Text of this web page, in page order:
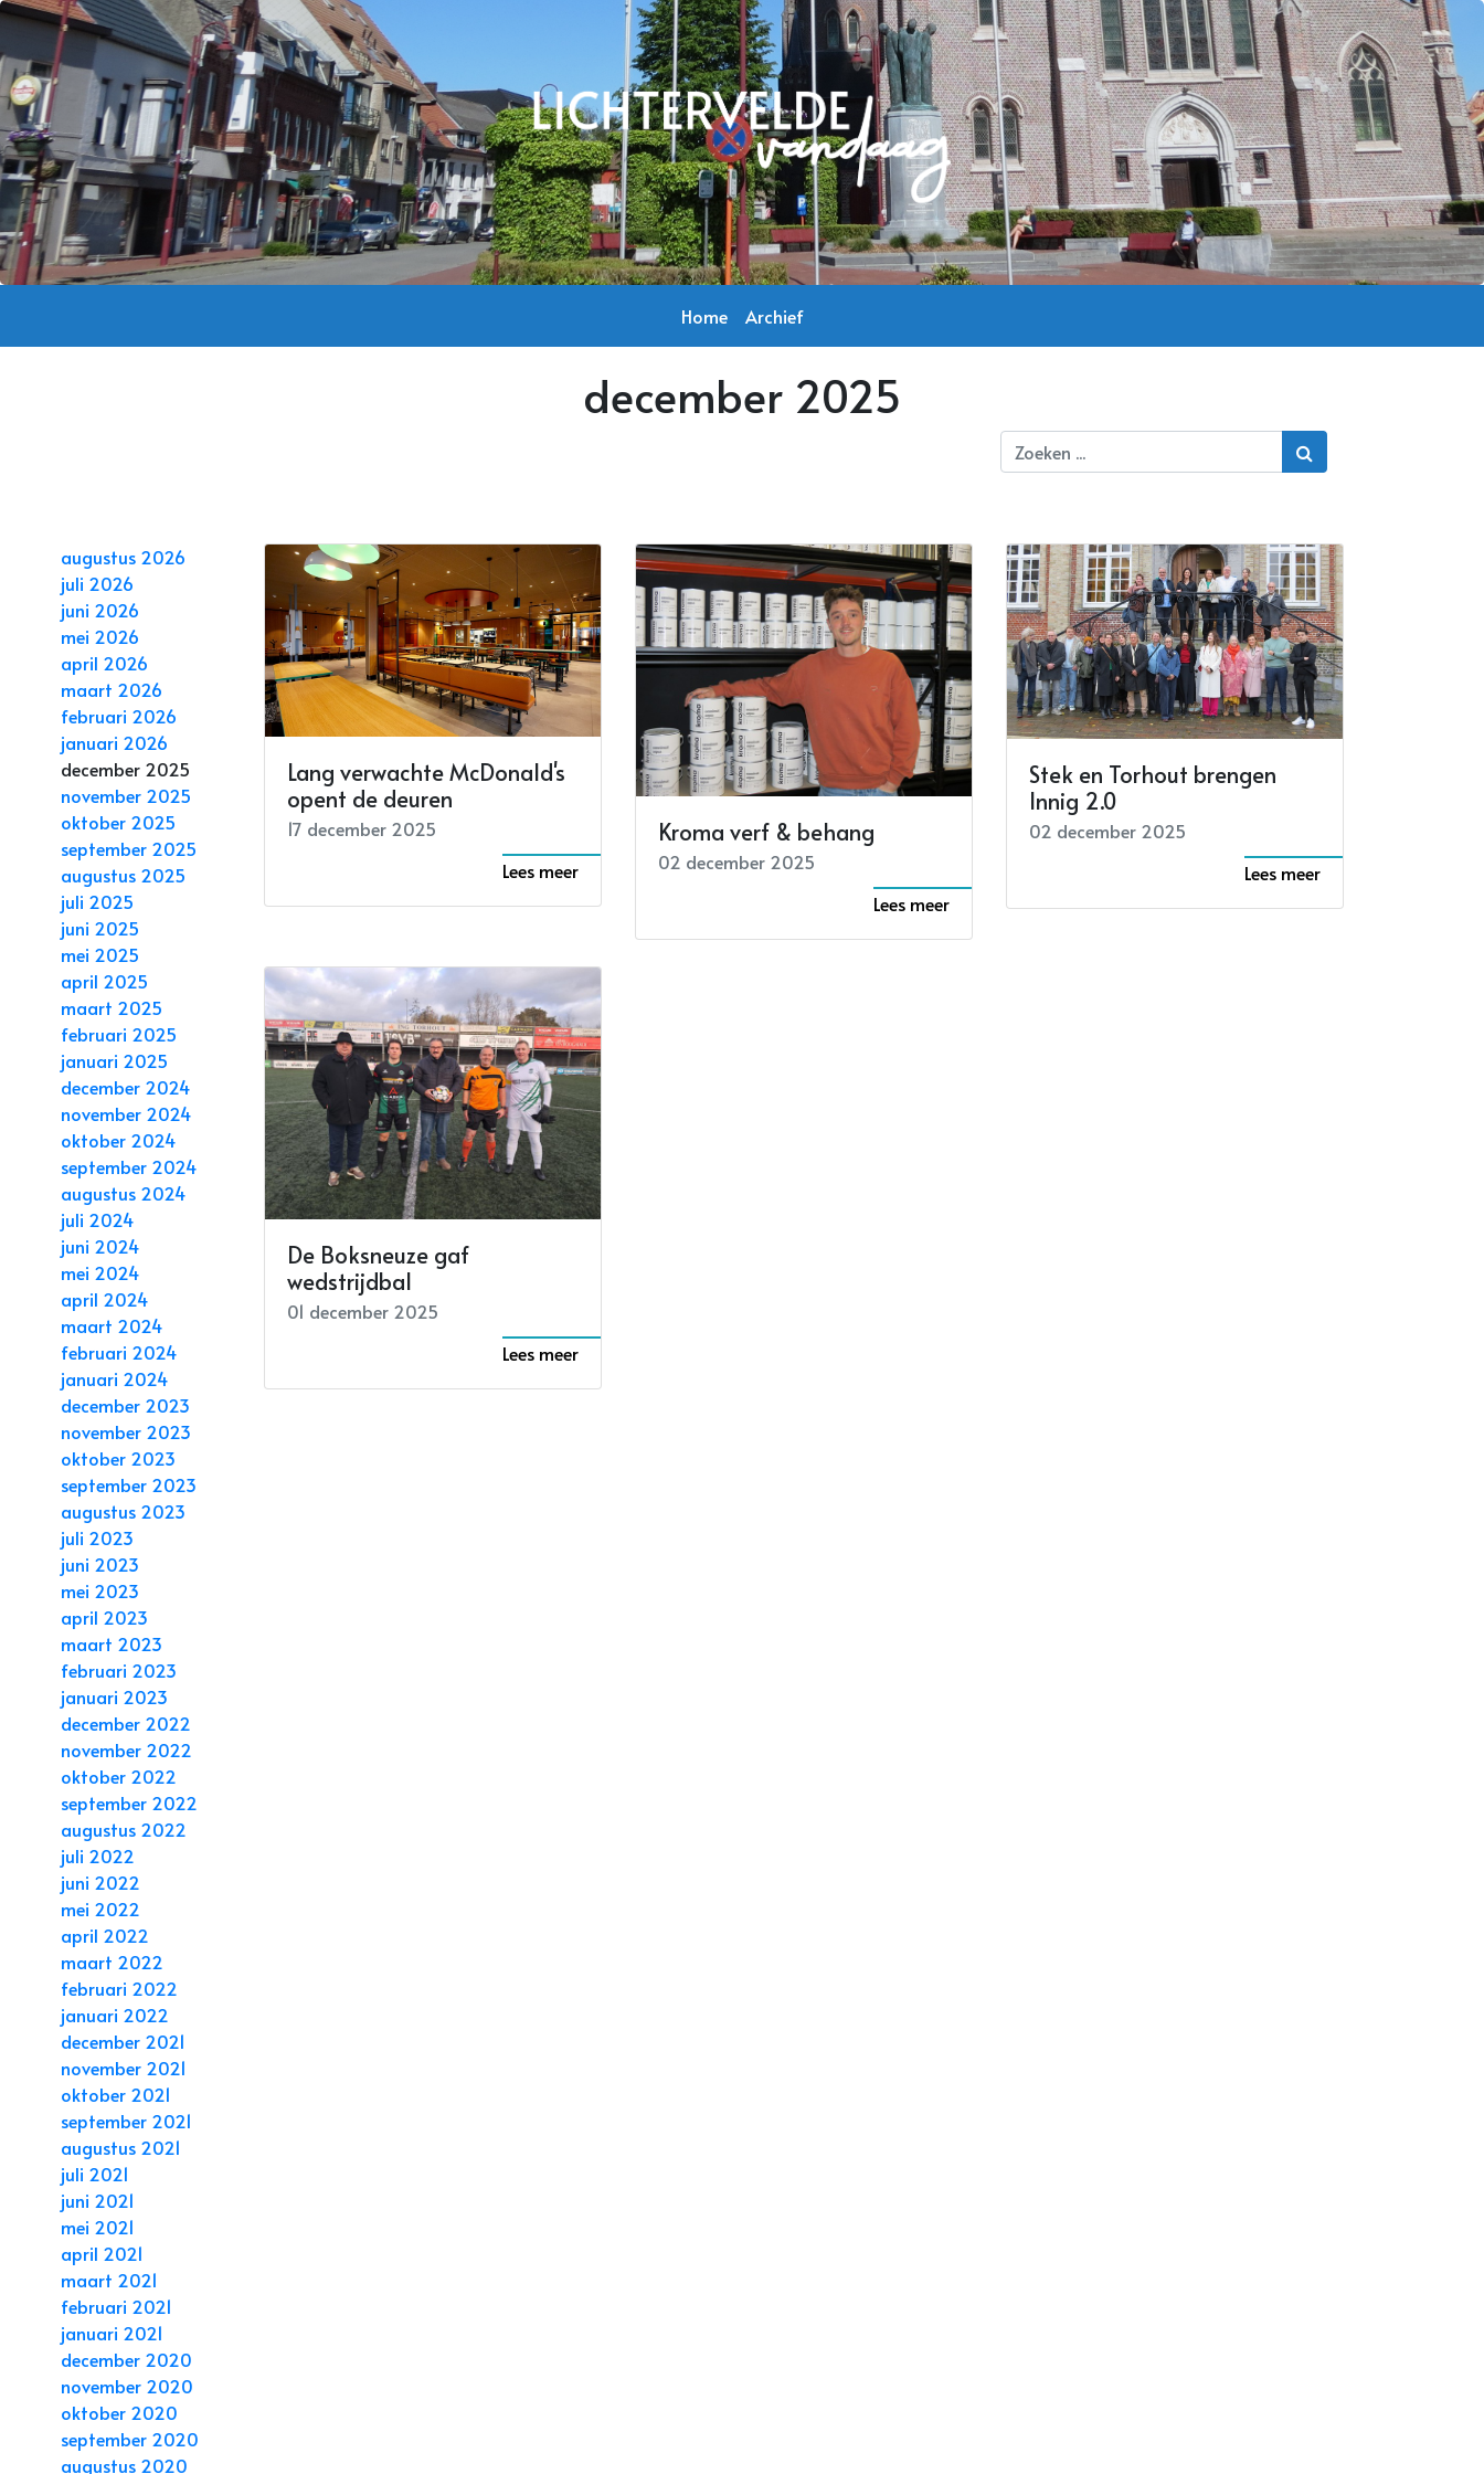
Home Archief
december 2025
Lang verwachte McDonald's
opent de deuren
17 december 2025
Lees meer
Kroma verf & behang
02 december 2025
Lees meer
Stek en Torhout brengen
Innig 2.0
02 december 2025
Lees meer
De Boksneuze gaf
wedstrijdbal
01 december 2025
Lees meer
augustus 2026
juli 2026
juni 2026
mei 2026
april 2026
maart 2026
februari 2026
januari 2026
december 2025
november 2025
oktober 2025
september 2025
augustus 2025
juli 2025
juni 2025
mei 2025
april 2025
maart 2025
februari 2025
januari 2025
december 2024
november 2024
oktober 2024
september 2024
augustus 2024
juli 2024
juni 2024
mei 2024
april 2024
maart 2024
februari 2024
januari 2024
december 2023
november 2023
oktober 2023
september 2023
augustus 2023
juli 2023
juni 2023
mei 2023
april 2023
maart 2023
februari 2023
januari 2023
december 2022
november 2022
oktober 2022
september 2022
augustus 2022
juli 2022
juni 2022
mei 2022
april 2022
maart 2022
februari 2022
januari 2022
december 2021
november 2021
oktober 2021
september 2021
augustus 2021
juli 2021
juni 2021
mei 2021
april 2021
maart 2021
februari 2021
januari 2021
december 2020
november 2020
oktober 2020
september 2020
augustus 2020